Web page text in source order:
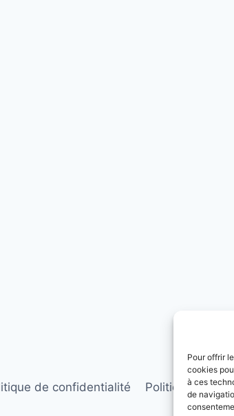
Pour offrir
cookies
à ces
de
de confidentialité Politique de